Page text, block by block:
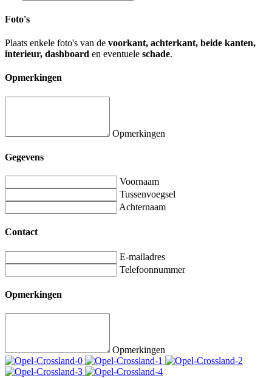
Foto's
Plaats enkele foto's van de voorkant, achterkant, beide kanten,
interieur, dashboard en eventuele schade.
Opmerkingen
Opmerkingen
Gegevens
Voornaam
Tussenvoegsel
Achternaam
Contact
E-mailadres
Telefoonnummer
Opmerkingen
Opmerkingen